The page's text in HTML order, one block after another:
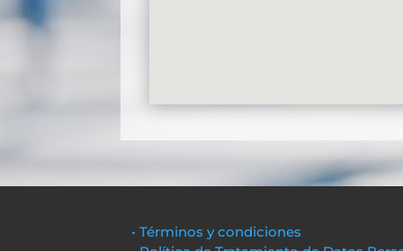
• Términos y condiciones